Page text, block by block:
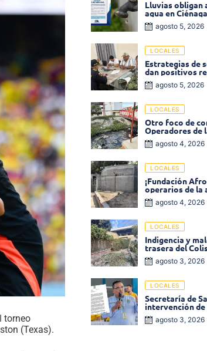
torneo
(Texas).
Lluvias obligan
agua en
Sierra anuncia
sectores
agosto 5, 2026
LOCALES
Estrategias de
dan positivos
homicidios
agosto 5, 2026
LOCALES
Otro foco de
Operadores de
puente de la
agosto 4, 2026
LOCALES
¡Fundación
operarios de la
ponen la 10!
parte posterior
agosto 4, 2026
LOCALES
Indigencia y
trasera del
comunidad
agosto 3, 2026
LOCALES
Secretaría de
intervención de
entrega de
agosto 3, 2026